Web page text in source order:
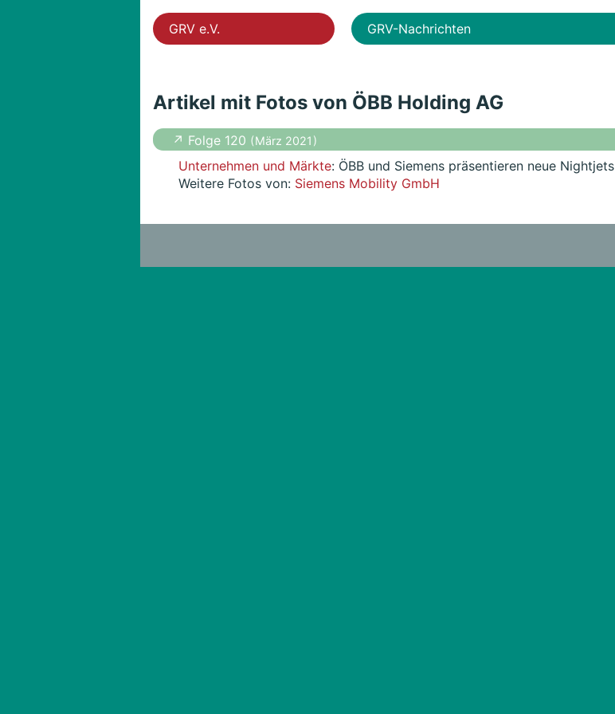
GRV e.V. GRV-Nachrichten
Artikel mit Fotos von ÖBB Holding AG
↗ Folge 120 ( März 2021 )
Unternehmen und Märkte: ÖBB und Siemens präsentieren neue Nightjets
Weitere Fotos von: Siemens Mobility GmbH